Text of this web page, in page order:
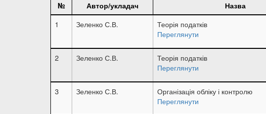
№
Автор/укладач Назва
1
Зеленко С.В.
Теорія податків
Переглянути
2 Зеленко С.В.
Теорія податків
Переглянути
3 Зеленко С.В.
Організація обліку і контролю
Переглянути